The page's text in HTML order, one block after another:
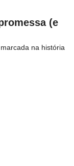
(e
na história